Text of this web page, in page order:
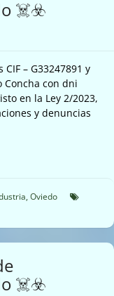
☠️☣️
– G33247891 y
Concha con dni
en la Ley 2/2023,
y denuncias
, Oviedo
☠️☣️